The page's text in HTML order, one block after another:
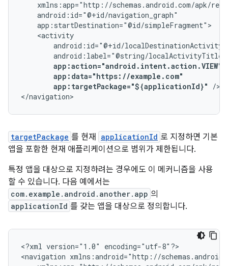
app:targetPackage="${applicationId}"
/>
</navigation>
targetPackage 를 현재 applicationId 로 지정하면 기본
앱을 포함한 현재 애플리케이션으로 범위가 제한됩니다.
특정 앱을 대상으로 지정하려는 경우에도 이 메커니즘을 사용
할 수 있습니다. 다음 예에서는
com.example.android.another.app 의
applicationId 를 갖는 앱을 대상으로 정의합니다.
<?xml version="1.0"
encoding="utf-8"?>
<navigation